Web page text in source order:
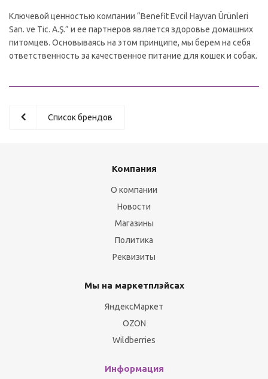
Ключевой ценностью компании “Benefit Evcil Hayvan Ürünleri
San. ve Tic. A.Ş.” и ее партнеров является здоровье домашних
питомцев. Основываясь на этом принципе, мы берем на себя
ответственность за качественное питание для кошек и собак.
Список брендов
Компания
О компании
Новости
Магазины
Политика
Реквизиты
Мы на маркетплэйсах
ЯндексМаркет
OZON
Wildberries
Информация